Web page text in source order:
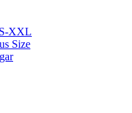
XXL
Size